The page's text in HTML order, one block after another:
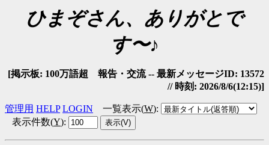
ひまぞさん、ありがとで
す〜♪
[掲示板: 100万語超 報告・交流 -- 最新メッセージID: 13572
// 時刻: 2026/8/6(12:15)]
管理用 HELP LOGIN 一覧表示(W):
表示件数(Y):